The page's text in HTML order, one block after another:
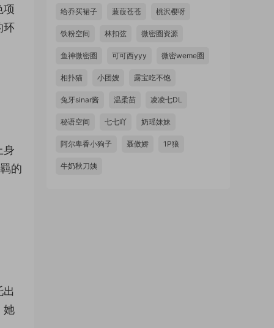
项
环
身
的
出
她
给乔买裙子 蒹葭苍苍 桃沢樱呀
铁粉空间 林扣弦 微密圈资源
鱼神微密圈 可可西yyy 微密weme圈
相扑猫 小团嫂 露宝吃不饱
兔牙sinar酱 温柔苗 凌凌七DL
秘语空间 七七吖 奶瑶妹妹
阿尔卑香小狗子 聂傲娇 1P狼
牛奶秋刀姨